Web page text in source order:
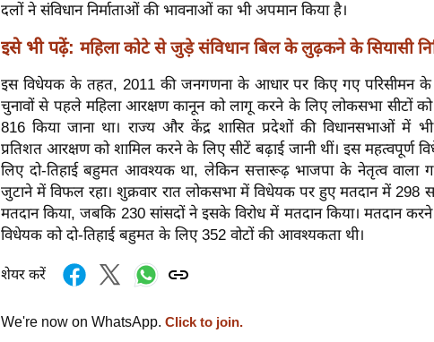
दलों ने संविधान निर्माताओं की भावनाओं का भी अपमान किया है।
इसे भी पढ़ें: महिला कोटे से जुड़े संविधान बिल के लुढ़कने के सियासी
इस विधेयक के तहत, 2011 की जनगणना के आधार पर किए गए परिसीमन
चुनावों से पहले महिला आरक्षण कानून को लागू करने के लिए लोकसभा सीटों को
816 किया जाना था। राज्य और केंद्र शासित प्रदेशों की विधानसभाओं में
प्रतिशत आरक्षण को शामिल करने के लिए सीटें बढ़ाई जानी थीं। इस महत्वपूर्ण
लिए दो-तिहाई बहुमत आवश्यक था, लेकिन सत्तारूढ़ भाजपा के नेतृत्व
जुटाने में विफल रहा। शुक्रवार रात लोकसभा में विधेयक पर हुए मतदान में 298
मतदान किया, जबकि 230 सांसदों ने इसके विरोध में मतदान किया। मतदान
विधेयक को दो-तिहाई बहुमत के लिए 352 वोटों की आवश्यकता थी।
शेयर करें
We're now on WhatsApp. Click to join.